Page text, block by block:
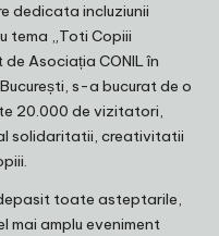
dedicata incluziunii
tema „Toti Copiii
Asociația CONIL în
s-a bucurat de o
20.000 de vizitatori,
solidaritatii, creativitatii
toate asteptarile,
mai amplu eveniment